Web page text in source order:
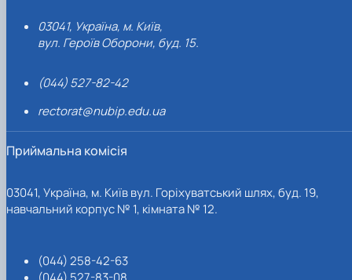
03041, Україна, м. Київ,
вул. Героїв Оборони, буд. 15.
(044) 527-82-42
rectorat@nubip.edu.ua
Приймальна комісія
03041, Україна, м. Київ вул. Горіхуватський шлях, буд. 19,
навчальний корпус № 1, кімната № 12.
(044) 258-42-63